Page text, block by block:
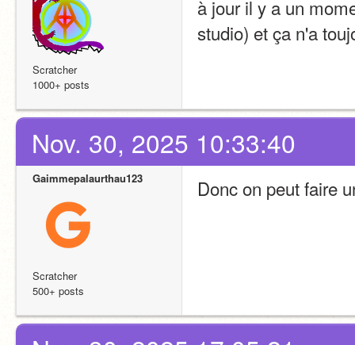
Scratcher
1000+ posts
à jour il y a un
studio) et ça n'a
Nov. 30, 2025 10:33:40
Gaimmepalaurthau123
Scratcher
500+ posts
Donc on peut faire